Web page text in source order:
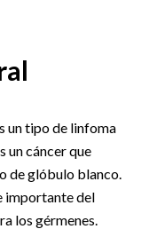
un tipo de linfoma
un cáncer que
de glóbulo blanco.
importante del
los gérmenes.